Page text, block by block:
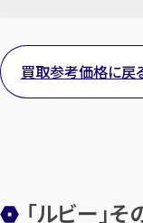
【総
買取参考価格に戻
「ルビー」